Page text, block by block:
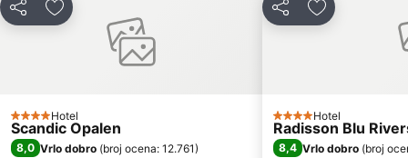
Deli Dodati u favorite
4 Zvezdice
Hotel
Scandic Opalen
8,0 Vrlo dobro (broj ocena: 12.761)
Deli Dodati u
4 Zvezdice
Hotel
Radisson Blu
8,4 Vrlo dobro (broj